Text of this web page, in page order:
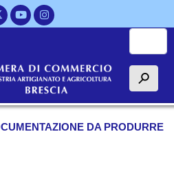
Salta
al
h
DA PRODURRE